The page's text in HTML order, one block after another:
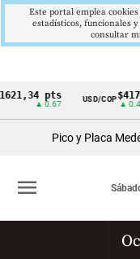
Cintillo
Colombia
pts
▲ 0.67
USD/COP$4178
▲ 0.42
Pico y Placa
menu
Este portal emplea
estadísticos, funcionales
consultar